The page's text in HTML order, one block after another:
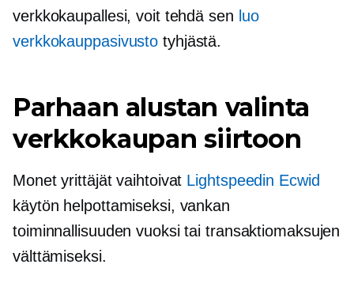
verkkokaupallesi, voit tehdä sen luo
verkkokauppasivusto tyhjästä.
Parhaan alustan valinta
verkkokaupan siirtoon
Monet yrittäjät vaihtoivat Lightspeedin Ecwid
käytön helpottamiseksi, vankan
toiminnallisuuden vuoksi tai transaktiomaksujen
välttämiseksi.